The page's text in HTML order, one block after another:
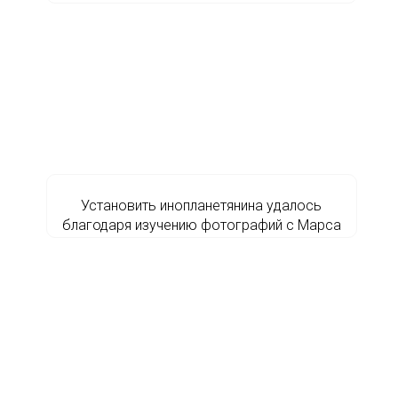
Установить инопланетянина удалось
благодаря изучению фотографий с Марса